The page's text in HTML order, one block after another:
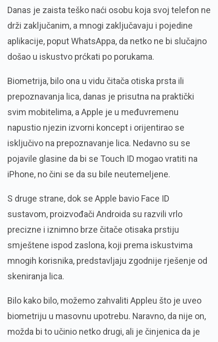
Danas je zaista teško naći osobu koja svoj telefon ne
drži zaključanim, a mnogi zaključavaju i pojedine
aplikacije, poput WhatsAppa, da netko ne bi slučajno
došao u iskustvo prćkati po porukama.
Biometrija, bilo ona u vidu čitača otiska prsta ili
prepoznavanja lica, danas je prisutna na praktički
svim mobitelima, a Apple je u međuvremenu
napustio njezin izvorni koncept i orijentirao se
isključivo na prepoznavanje lica. Nedavno su se
pojavile glasine da bi se Touch ID mogao vratiti na
iPhone, no čini se da su bile neutemeljene.
S druge strane, dok se Apple bavio Face ID
sustavom, proizvođači Androida su razvili vrlo
precizne i iznimno brze čitače otisaka prstiju
smještene ispod zaslona, koji prema iskustvima
mnogih korisnika, predstavljaju zgodnije rješenje od
skeniranja lica.
Bilo kako bilo, možemo zahvaliti Appleu što je uveo
biometriju u masovnu upotrebu. Naravno, da nije on,
možda bi to učinio netko drugi, ali je činjenica da je